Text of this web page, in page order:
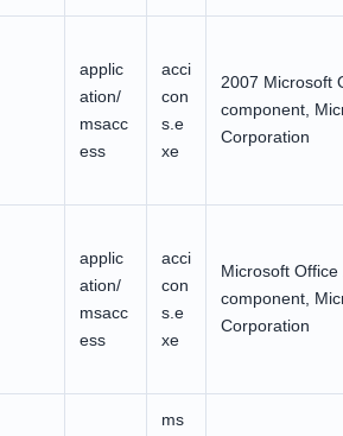
applic
ation/
msacc
ess
acci
con
s.e
xe
2007 Microsoft
component,
Corporation
applic
ation/
msacc
ess
acci
con
s.e
xe
Microsoft Office
component,
Corporation
ms